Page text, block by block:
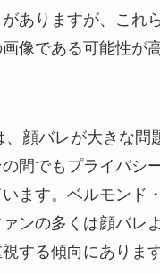
ありますが、これ
像である可能性が
、顔バレが大きな問
間でもプライバシ
ます。ベルモンド
ンの多くは顔バレ
する傾向にあります